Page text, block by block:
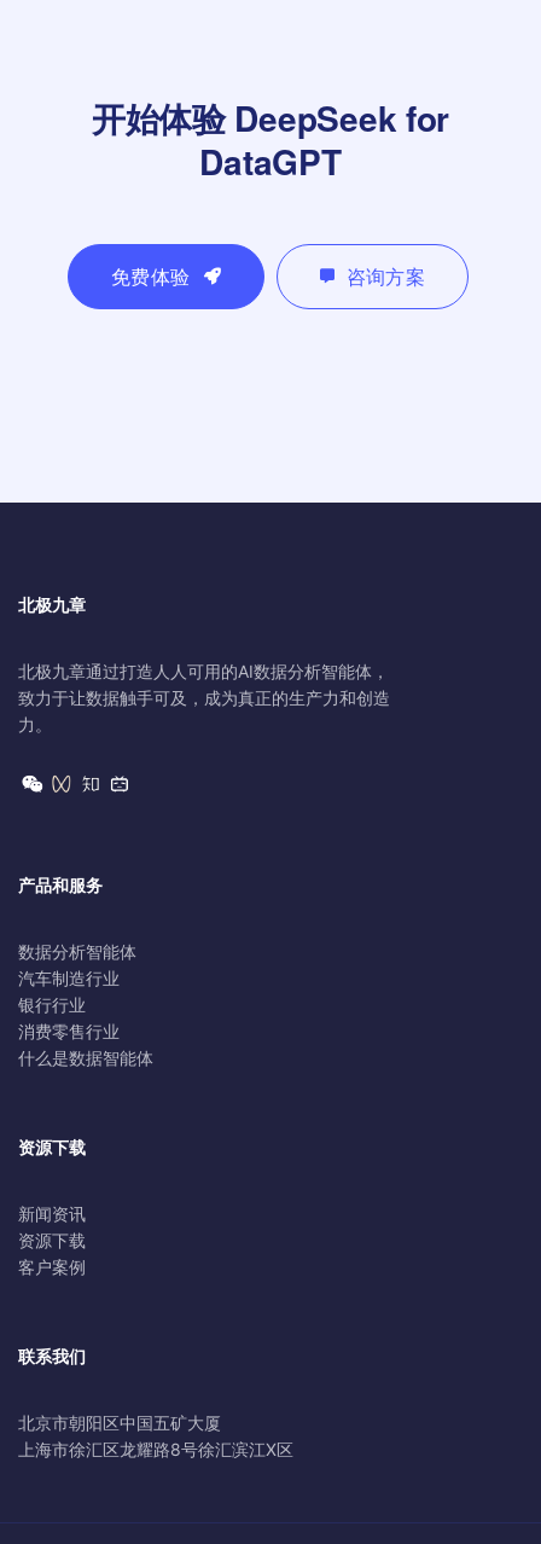
开始体验DeepSeek for
DataGPT
免费体验 咨询方案
北极九章
北极九章通过打造人人可用的AI数据分析智能体，
致力于让数据触手可及，成为真正的生产力和创造
力。
产品和服务
数据分析智能体
汽车制造行业
银行行业
消费零售行业
什么是数据智能体
资源下载
新闻资讯
资源下载
客户案例
联系我们
北京市朝阳区中国五矿大厦
上海市徐汇区龙耀路8号徐汇滨江X区